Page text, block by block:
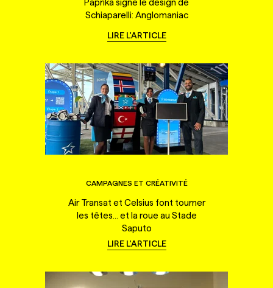
Schiaparelli: Anglomaniac
LIRE L'ARTICLE
CAMPAGNES ET CRÉATIVITÉ
Air Transat et Celsius font tourner
les têtes... et la roue au Stade
Saputo
LIRE L'ARTICLE